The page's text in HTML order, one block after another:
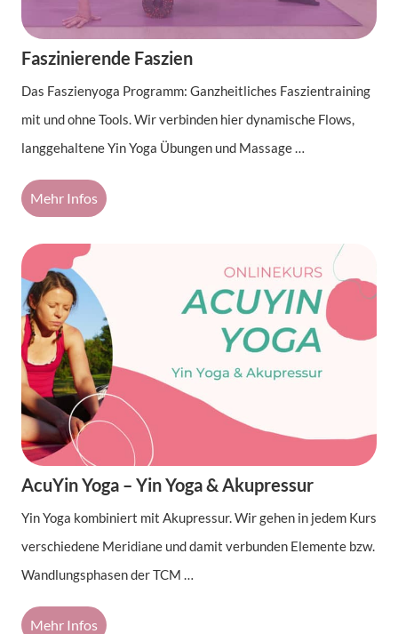
Faszinierende Faszien
Das Faszienyoga Programm: Ganzheitliches Faszientraining
mit und ohne Tools. Wir verbinden hier dynamische Flows,
langgehaltene Yin Yoga Übungen und Massage …
Mehr Infos
AcuYin Yoga – Yin Yoga & Akupressur
Yin Yoga kombiniert mit Akupressur. Wir gehen in jedem Kurs
verschiedene Meridiane und damit verbunden Elemente bzw.
Wandlungsphasen der TCM …
Mehr Infos